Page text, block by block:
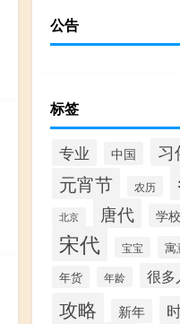
公告
标签
专业 中国 习
元宵节 农历
北京 唐代 学校
宋代 宝宝 寓
年货 年龄 很多
攻略 新年